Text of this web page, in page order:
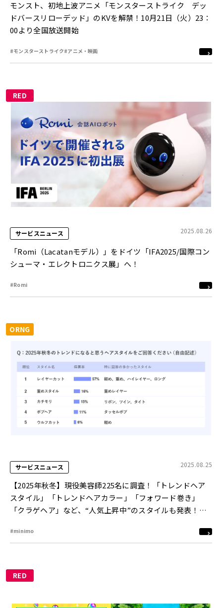
モンスト、初地上波アニメ「モンスターストライク デッ
ドバースリローデッド」のKVを解禁！10月21日（火）23：
00より全国放送開始
#モンスターストライク#アニメ・映画
RED
サービスニュース 2025.08.26
「Romi（Lacatanモデル）」をドイツ「IFA2025/国際コン
シューマ・エレクトロニクス展」へ！
#Romi
ORNG
サービスニュース 2025.08.25
【2025年秋冬】現役美容師225名に調査！「トレンドヘア
スタイル」「トレンドヘアカラー」「フォワード巻き」
「クラゲヘア」など、“人気上昇中”のスタイルも発表！脱
ラーも新定番に
#minimo
RED